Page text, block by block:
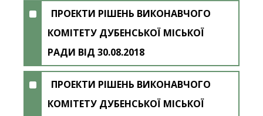
ПРОЕКТИ РІШЕНЬ ВИКОНАВЧОГО
КОМІТЕТУ ДУБЕНСЬКОЇ МІСЬКОЇ
РАДИ ВІД 30.08.2018
ПРОЕКТИ РІШЕНЬ ВИКОНАВЧОГО
КОМІТЕТУ ДУБЕНСЬКОЇ МІСЬКОЇ